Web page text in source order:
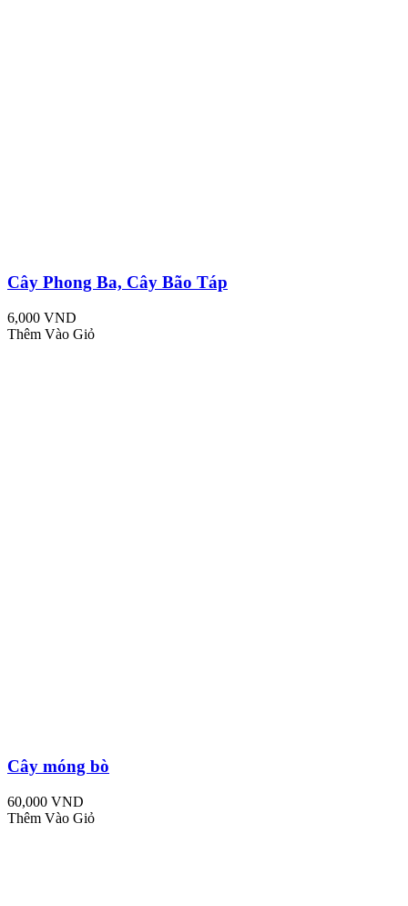
Cây Phong Ba, Cây Bão Táp
6,000 VND
Thêm Vào Giỏ
Cây móng bò
60,000 VND
Thêm Vào Giỏ